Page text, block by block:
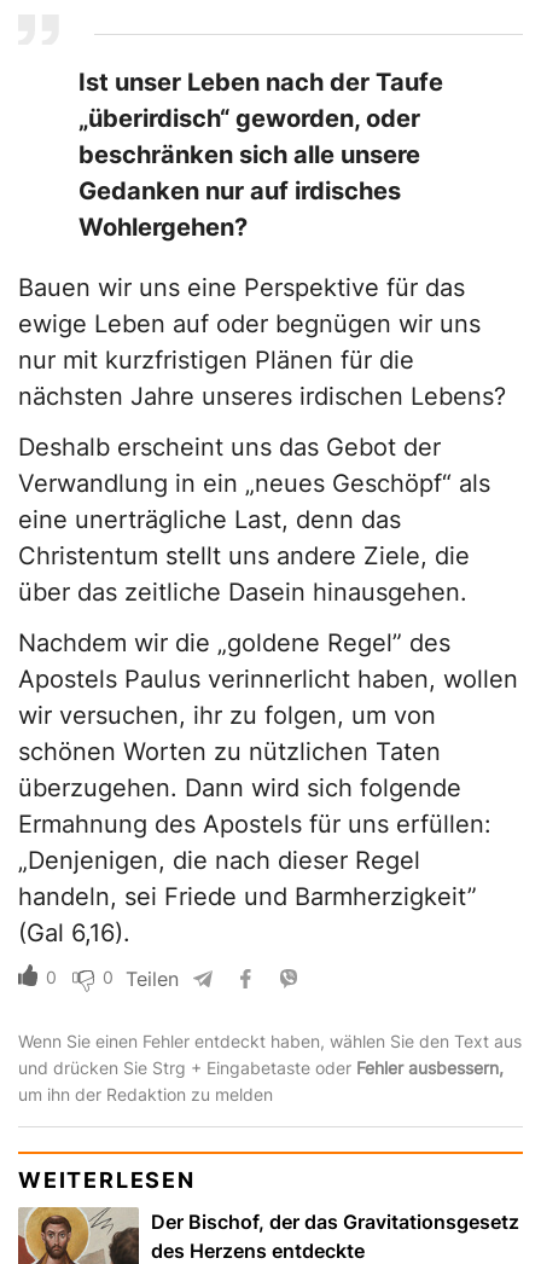
Ist unser Leben nach der Taufe
„überirdisch“ geworden, oder
beschränken sich alle unsere
Gedanken nur auf irdisches
Wohlergehen?
Bauen wir uns eine Perspektive für das
ewige Leben auf oder begnügen wir uns
nur mit kurzfristigen Plänen für die
nächsten Jahre unseres irdischen Lebens?
Deshalb erscheint uns das Gebot der
Verwandlung in ein „neues Geschöpf“ als
eine unerträgliche Last, denn das
Christentum stellt uns andere Ziele, die
über das zeitliche Dasein hinausgehen.
Nachdem wir die „goldene Regel” des
Apostels Paulus verinnerlicht haben, wollen
wir versuchen, ihr zu folgen, um von
schönen Worten zu nützlichen Taten
überzugehen. Dann wird sich folgende
Ermahnung des Apostels für uns erfüllen:
„Denjenigen, die nach dieser Regel
handeln, sei Friede und Barmherzigkeit”
(Gal 6,16).
0 0 Teilen
Wenn Sie einen Fehler entdeckt haben, wählen Sie den Text aus
und drücken Sie Strg + Eingabetaste oder Fehler ausbessern,
um ihn der Redaktion zu melden
WEITERLESEN
Der Bischof, der das Gravitationsgesetz
des Herzens entdeckte